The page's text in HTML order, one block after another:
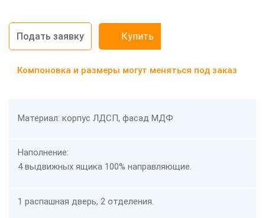
Подать заявку Купить
Компоновка и размеры могут меняться под заказ
Материал: корпус ЛДСП, фасад МДФ
Наполнение:
4 выдвижных ящика 100% направляющие.
1 распашная дверь, 2 отделения.